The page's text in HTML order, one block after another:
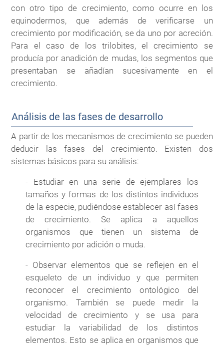
con otro tipo de crecimiento, como ocurre en los
equinodermos, que además de verificarse un
crecimiento por modificación, se da uno por acreción.
Para el caso de los trilobites, el crecimiento se
producía por anadición de mudas, los segmentos que
presentaban se añadían sucesivamente en el
crecimiento.
Análisis de las fases de desarrollo
A partir de los mecanismos de crecimiento se pueden
deducir las fases del crecimiento. Existen dos
sistemas básicos para su análisis:
- Estudiar en una serie de ejemplares los
tamaños y formas de los distintos individuos
de la especie, pudiéndose establecer así fases
de crecimiento. Se aplica a aquellos
organismos que tienen un sistema de
crecimiento por adición o muda.
- Observar elementos que se reflejen en el
esqueleto de un individuo y que permiten
reconocer el crecimiento ontológico del
organismo. También se puede medir la
velocidad de crecimiento y se usa para
estudiar la variabilidad de los distintos
elementos. Esto se aplica en organismos que